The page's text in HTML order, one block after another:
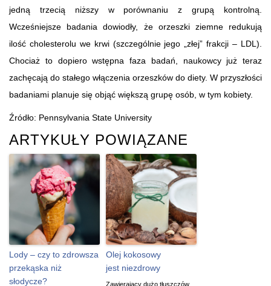
jedną trzecią niższy w porównaniu z grupą kontrolną.
Wcześniejsze badania dowiodły, że orzeszki ziemne redukują
ilość cholesterolu we krwi (szczególnie jego „złej” frakcji – LDL).
Chociaż to dopiero wstępna faza badań, naukowcy już teraz
zachęcają do stałego włączenia orzeszków do diety. W przyszłości
badaniami planuje się objąć większą grupę osób, w tym kobiety.
Źródło: Pennsylvania State University
ARTYKUŁY POWIĄZANE
Lody – czy to zdrowsza
przekąska niż
słodycze?
Olej kokosowy
jest niezdrowy
Zawierający dużo tłuszczów